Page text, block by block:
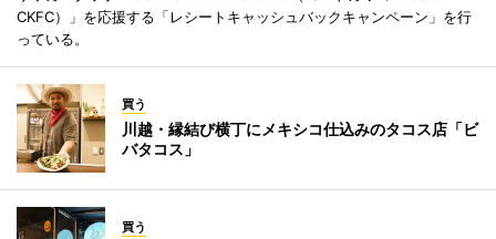
CKFC）」を応援する「レシートキャッシュバックキャンペーン」を行
っている。
買う
川越・縁結び横丁にメキシコ仕込みのタコス店「ビ
バタコス」
買う